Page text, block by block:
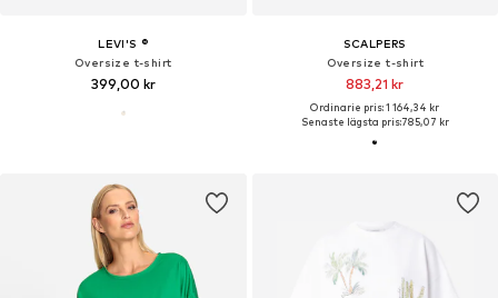
LEVI'S ®
Oversize t-shirt
399,00 kr
SCALPERS
Oversize t-shirt
883,21 kr
Ordinarie pris: 1 164,34 kr
Senaste lägsta pris:785,07 kr